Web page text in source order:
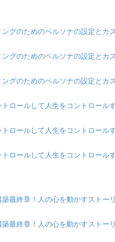
グのためのペルソナの設定とカ
グのためのペルソナの設定とカ
グのためのペルソナの設定とカ
ロールして人生をコントロール
ロールして人生をコントロール
ロールして人生をコントロール
最終章！人の心を動かすストー
最終章！人の心を動かすストー